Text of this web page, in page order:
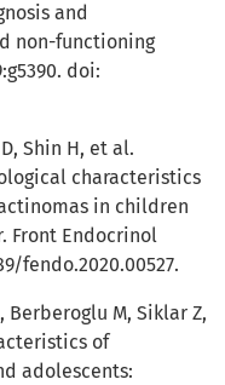
and
non-functioning
doi:
Shin H, et al.
characteristics
in children
Front Endocrinol
fendo.2020.00527.
Berberoglu M, Siklar Z,
of
adolescents: